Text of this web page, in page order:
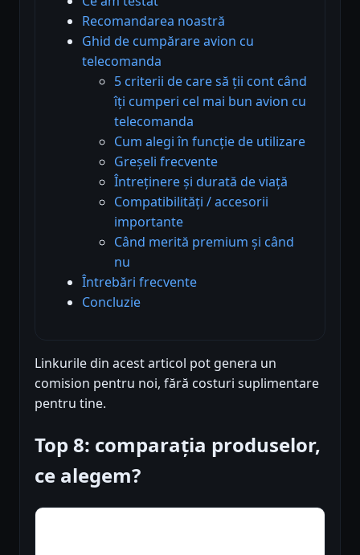
Recomandarea noastră
Ghid de cumpărare avion cu
telecomanda
5 criterii de care să ții cont când
îți cumperi cel mai bun avion cu
telecomanda
Cum alegi în funcție de utilizare
Greșeli frecvente
Întreținere și durată de viață
Compatibilități / accesorii
importante
Când merită premium și când
nu
Întrebări frecvente
Concluzie
Linkurile din acest articol pot genera un
comision pentru noi, fără costuri suplimentare
pentru tine.
Top 8: comparația produselor,
ce alegem?